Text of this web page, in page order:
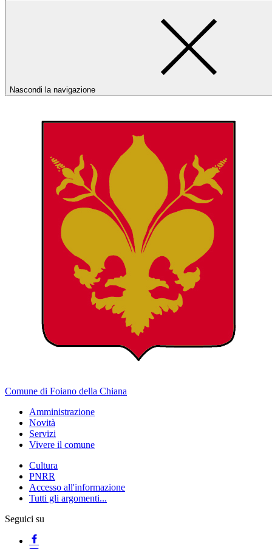
Nascondi la navigazione
Comune di Foiano della Chiana
Amministrazione
Novità
Servizi
Vivere il comune
Cultura
PNRR
Accesso all'informazione
Tutti gli argomenti...
Seguici su